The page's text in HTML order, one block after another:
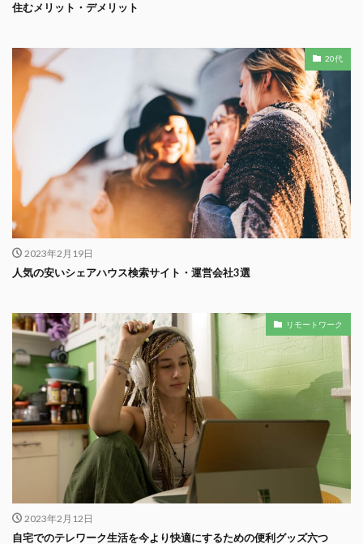
住むメリット・デメリット
20代
2023年2月19日
人気の安いシェアハウス検索サイト・運営会社3選
リモートワーク
2023年2月12日
自宅でのテレワーク生活を今より快適にするための便利グッズ六つ